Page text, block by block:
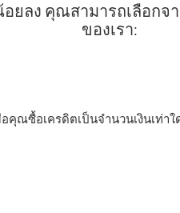
ยลง คุณสามารถเลือก
ของเรา:
คุณซื้อเครดิตเป็นจำนวนเงินเท่